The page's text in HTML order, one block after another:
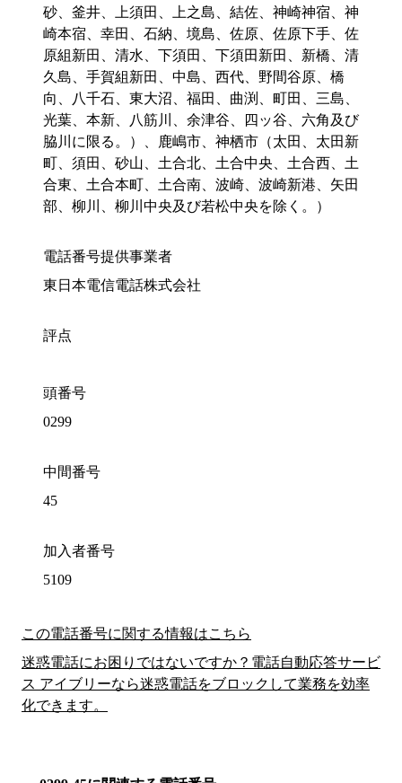
砂、釜井、上須田、上之島、結佐、神崎神宿、神
崎本宿、幸田、石納、境島、佐原、佐原下手、佐
原組新田、清水、下須田、下須田新田、新橋、清
久島、手賀組新田、中島、西代、野間谷原、橋
向、八千石、東大沼、福田、曲渕、町田、三島、
光葉、本新、八筋川、余津谷、四ッ谷、六角及び
脇川に限る。）、鹿嶋市、神栖市（太田、太田新
町、須田、砂山、土合北、土合中央、土合西、土
合東、土合本町、土合南、波崎、波崎新港、矢田
部、柳川、柳川中央及び若松中央を除く。）
電話番号提供事業者
東日本電信電話株式会社
評点
頭番号
0299
中間番号
45
加入者番号
5109
この電話番号に関する情報はこちら
迷惑電話にお困りではないですか？電話自動応答サービ
ス アイブリーなら迷惑電話をブロックして業務を効率
化できます。